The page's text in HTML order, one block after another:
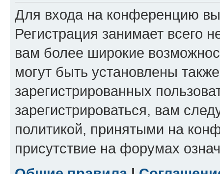
Для входа на конференцию
Регистрация занимает всего
вам более широкие
могут быть установлены
зарегистрированных
зарегистрироваться, вам
политикой, принятыми на
присутствие на форумах